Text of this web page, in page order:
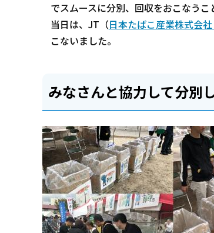
でスムースに分別、回収をおこなうこ
当日は、JT（日本たばこ産業株式会社
こないました。
みなさんと協力して分別